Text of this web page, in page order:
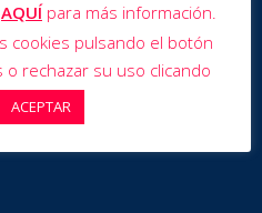
AQUÍ para más información.
cookies pulsando el botón
o rechazar su uso clicando
ACEPTAR